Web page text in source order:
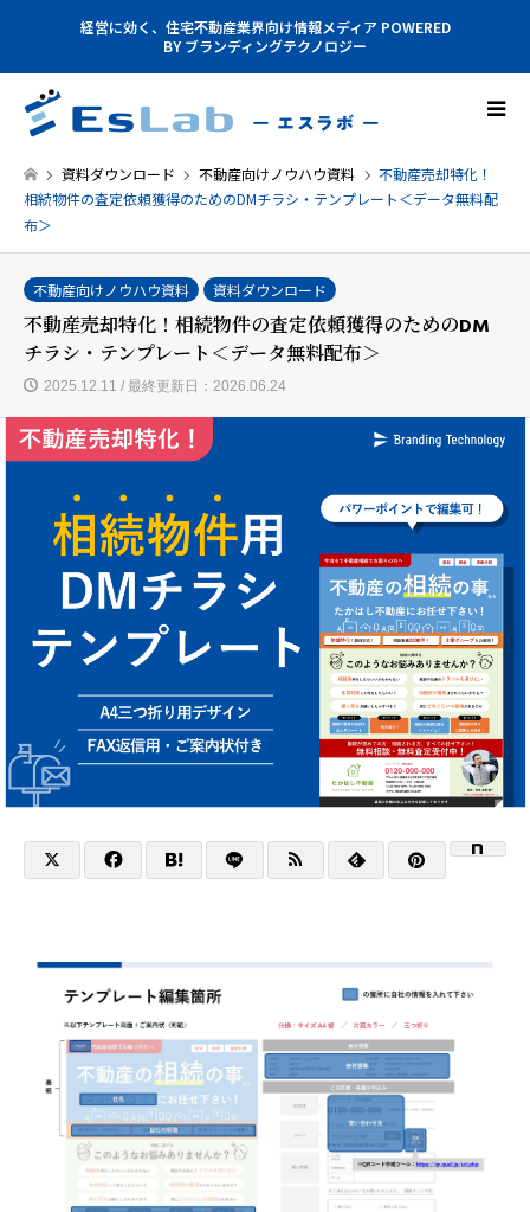
経営に効く、住宅不動産業界向け情報メディア POWERED
BY ブランディングテクノロジー
資料ダウンロード 不動産向けノウハウ資料
不動産売却特化！
相続物件の査定依頼獲得のためのDMチラシ・テンプレート＜データ無料配
布＞
不動産向けノウハウ資料 資料ダウンロード
不動産売却特化！相続物件の査定依頼獲得のためのDM
チラシ・テンプレート＜データ無料配布＞
2025.12.11 / 最終更新日：2026.06.24